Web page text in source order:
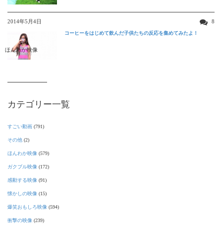
2014年5月4日 8
ほんわか映像
コーヒーをはじめて飲んだ子供たちの反応を集めてみたよ！
カテゴリー一覧
すごい動画 (791)
その他 (2)
ほんわか映像 (579)
ガクブル映像 (172)
感動する映像 (91)
懐かしの映像 (15)
爆笑おもしろ映像 (594)
衝撃の映像 (239)